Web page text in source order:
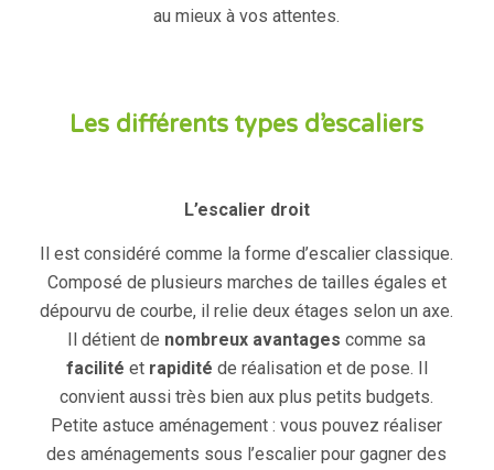
au mieux à vos attentes.
Les différents types d’escaliers
L’escalier droit
Il est considéré comme la forme d’escalier classique.
Composé de plusieurs marches de tailles égales et
dépourvu de courbe, il relie deux étages selon un axe.
Il détient de nombreux avantages comme sa
facilité et rapidité de réalisation et de pose. Il
convient aussi très bien aux plus petits budgets.
Petite astuce aménagement : vous pouvez réaliser
des aménagements sous l’escalier pour gagner des